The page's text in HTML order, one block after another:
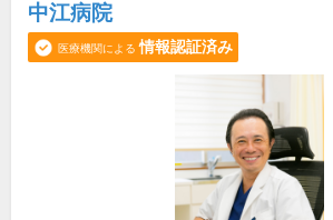
中江病院
医療機関による 情報認証済み